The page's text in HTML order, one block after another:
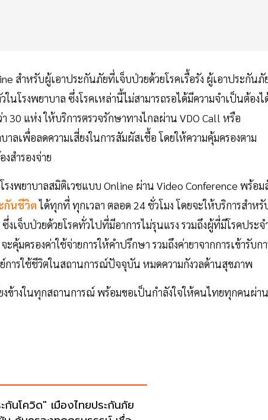
สำหรับผู้เอาประกันภัยที่เจ็บป่วยด้วยโรคเรื้อรัง ผู้เอาประกันภั
โรงพยาบาล ซึ่งโรคเหล่านี้ไม่สามารถรอได้มีความจำเป็นต้องไ
30 แห่ง ให้บริการตรวจรักษาทางไกลผ่าน VDO Call หรือ
ลเพื่อลดความเสี่ยงในการสัมผัสเชื้อ โดยให้ความคุ้มครองตาม
สำรองจ่าย
งพยาบาลสมิติเวชแบบ Online ผ่าน Video Conference พร้อม
กันชีวิตได้ทุกที่ ทุกเวลา ตลอด 24 ชั่วโมง โดยจะให้บริการสำห
จ็บป่วยด้วยโรคทั่วไปที่มีอาการไม่รุนแรง รวมถึงผู้ที่มีโรคประจ
มครองค่าใช้จ่ายการให้คำปรึกษา รวมถึงค่ายาจากการเข้ารับก
การใช้ชีวิตในสถานการณ์ปัจจุบัน หมดความกังวลด้านสุขภาพ
ข้างในทุกสถานการณ์ พร้อมขอเป็นกำลังใจให้คนไทยทุกคนผ่าน
กันโควิด" เมืองไทยประกันภัย